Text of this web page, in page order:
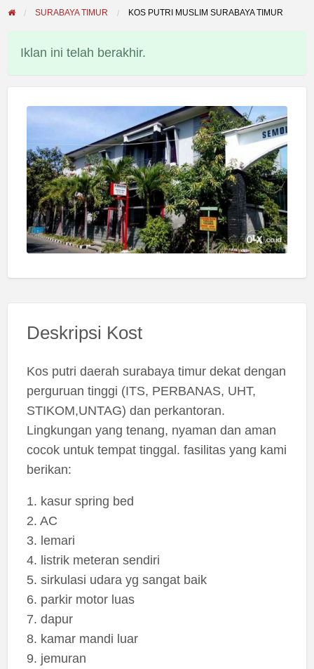
SURABAYA TIMUR KOS PUTRI MUSLIM SURABAYA TIMUR
Iklan ini telah berakhir.
Deskripsi Kost
Kos putri daerah surabaya timur dekat dengan
perguruan tinggi (ITS, PERBANAS, UHT,
STIKOM,UNTAG) dan perkantoran.
Lingkungan yang tenang, nyaman dan aman
cocok untuk tempat tinggal. fasilitas yang kami
berikan:
1. kasur spring bed
2. AC
3. lemari
4. listrik meteran sendiri
5. sirkulasi udara yg sangat baik
6. parkir motor luas
7. dapur
8. kamar mandi luar
9. jemuran